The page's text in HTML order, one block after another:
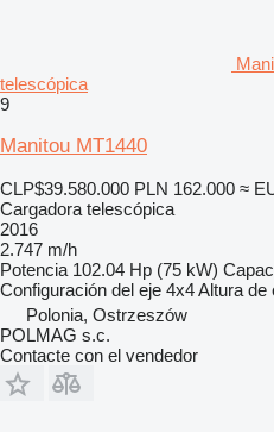
telescópica
9
Manitou MT1440
CLP$39.580.000 PLN 162.000 ≈
Cargadora telescópica
2016
2.747 m/h
Potencia 102.04 Hp (75 kW)
Configuración del eje 4x4Altura de
Polonia, Ostrzeszów
POLMAG s.c.
Contacte con el vendedor